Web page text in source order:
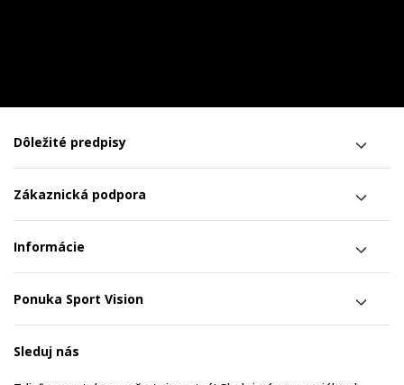
Dôležité predpisy
Zákaznická podpora
Informácie
Ponuka Sport Vision
Sleduj nás